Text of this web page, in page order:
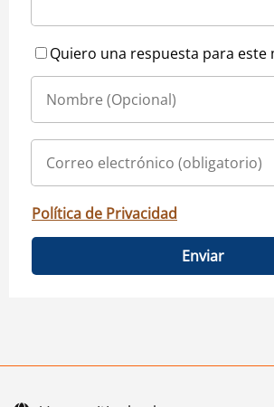
Quiero una respuesta para este
Política de Privacidad
Enviar